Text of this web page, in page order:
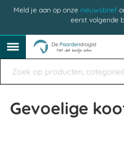
Meld je aan op onze nieuwsbrief
eerst volgende
Gevoelige